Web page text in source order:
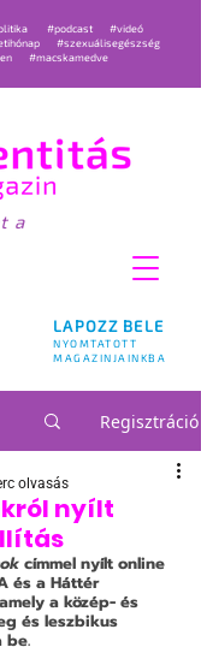
LAPOZZ BELE
NYOMTATOTT
MAGAZINJAINKBA
#podcast
#videó
#szexuálisegészség
#macskamedve
a
Regisztráció
nyílt
olvasás
címmel nyílt online
és a Háttér
a közép- és
és leszbikus
be.